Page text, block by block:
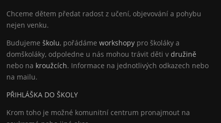
Chceme dětem předat radost z učení, objevování a pohybu
nejen venku.
Budujemeškolu, pořádámeworkshopy pro školáky a
domškoláky, odpoledne u nás mohou trávit děti vdružině
nebo na kroužcích. Informace na jednotlivých odkazech nebo
na mailu.
PŘIHLÁŠKA DO ŠKOLY
Krom toho je možné komunitní centrum pronajmout na